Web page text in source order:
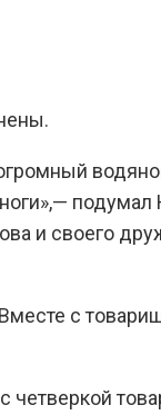
и своего
с
четверкой